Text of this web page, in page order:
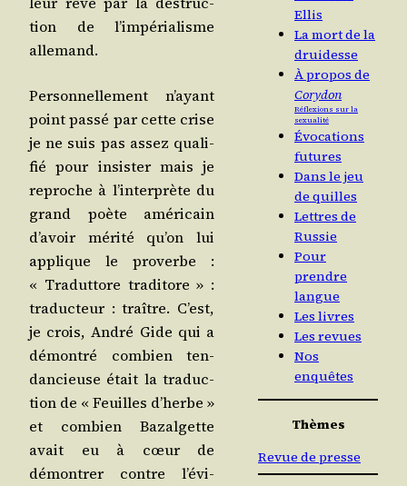
tion de l’im­pé­ria­lisme
allemand.
Per­son­nel­le­ment n’ayant
point pas­sé par cette crise
je ne suis pas assez qua­li­
fié pour insis­ter mais je
reproche à l’in­ter­prète du
grand poète amé­ri­cain
d’a­voir méri­té qu’on lui
applique le pro­verbe :
« Tra­dut­tore tra­di­tore » :
tra­duc­teur : traître. C’est,
je crois, André Gide qui a
démon­tré com­bien ten­
dan­cieuse était la tra­duc­
tion de « Feuilles d’herbe »
et com­bien Bazal­gette
avait eu à cœur de
démon­trer contre l’é­vi­
Ellis
La mort de la
druidesse
À propos de
Corydon
Réflexions sur la
sexualité
Évocations
futures
Dans le jeu
de quilles
Lettres de
Russie
Pour
prendre
langue
Les livres
Les revues
Nos
enquêtes
Thèmes
Revue de presse